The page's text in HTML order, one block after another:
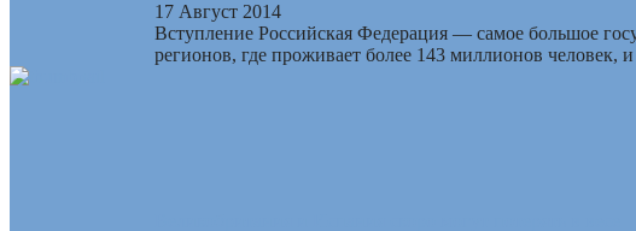
17 Август 2014
Вступление Российская Федерация — самое большое
регионов, где проживает более 143 миллионов человек,